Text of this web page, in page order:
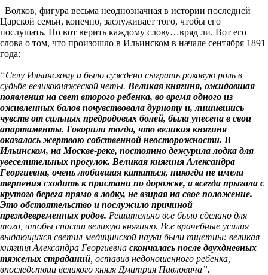
Волков, фигура весьма неоднозначная в истории последней
Царской семьи, конечно, заслуживает того, чтобы его
послушать. Но вот верить каждому слову…вряд ли. Вот его
слова о том, что произошло в Ильинском в начале сентября 1891
года:
“Селу Ильинскому и было суждено сыграть роковую роль в
судьбе великокняжеской четы. Великая княгиня, ожидавшая
появления на свет второго ребенка, во время одного из
оживленных балов почувствовала дурноту и, лишившись
чувств от сильных предродовых болей, была унесена в свои
апартаменты. Говорили тогда, что великая княгиня
оказалась жертвою собственной неосторожности. В
Ильинском, на Москве-реке, постоянно дежурила лодка для
увеселительных прогулок. Великая княгиня Александра
Георгиевна, очень любившая кататься, никогда не имела
терпения сходить к пристани по дорожке, а всегда прыгала с
крутого берега прямо в лодку, не взирая на свое положение.
Это обстоятельство и послужило причиной
преждевременных родов. Решительно все было сделано для
того, чтобы спасти великую княгиню. Все врачебные усилия
выдающихся светил медицинской науки были тщетны: великая
княгиня Александра Георгиевна скончалась после двухдневных
тяжелых страданий , оставив недоношенного ребенка,
впоследствии великого князя Дмитрия Павловича”.